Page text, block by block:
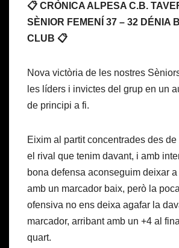
📋 CRÒNICA ALPESA C.B.
SÈNIOR FEMENÍ 37 – 32 DÉNIA
CLUB 📋
Nova victòria de les nostres
les líders i invictes del grup en un
de principi a fi.
Eixim al partit concentrades des de
el rival que tenim davant, i amb
bona defensa aconseguim deixar
amb un marcador baix, però la
ofensiva no ens deixa agafar la
marcador, arribant amb un +4 al
quart.